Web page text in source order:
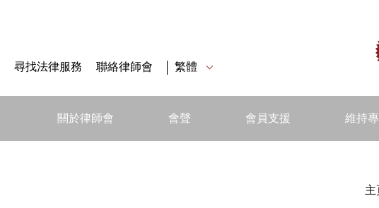
尋找法律服務 聯絡律師會 繁體
關於律師會 會聲 會員支援 維持
主